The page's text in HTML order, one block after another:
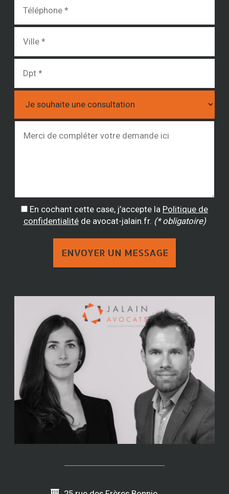
En cochant cette case, j’accepte la Politique de
confidentialitéde avocat-jalain.fr. (* obligatoire)